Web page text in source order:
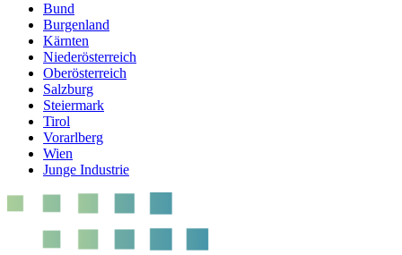
Bund
Burgenland
Kärnten
Niederösterreich
Oberösterreich
Salzburg
Steiermark
Tirol
Vorarlberg
Wien
Junge Industrie